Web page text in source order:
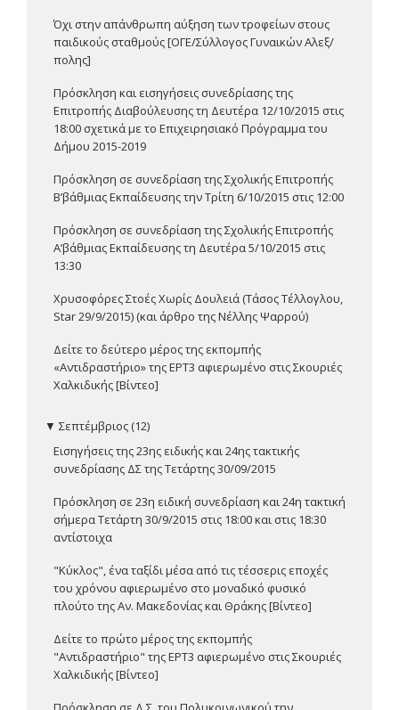
Όχι στην απάνθρωπη αύξηση των τροφείων στους
παιδικούς σταθμούς [ΟΓΕ/Σύλλογος Γυναικών Αλεξ/
πολης]
Πρόσκληση και εισηγήσεις συνεδρίασης της
Επιτροπής Διαβούλευσης τη Δευτέρα 12/10/2015 στις
18:00 σχετικά με το Επιχειρησιακό Πρόγραμμα του
Δήμου 2015-2019
Πρόσκληση σε συνεδρίαση της Σχολικής Επιτροπής
Β’βάθμιας Εκπαίδευσης την Τρίτη 6/10/2015 στις 12:00
Πρόσκληση σε συνεδρίαση της Σχολικής Επιτροπής
Α’βάθμιας Εκπαίδευσης τη Δευτέρα 5/10/2015 στις
13:30
Χρυσοφόρες Στοές Χωρίς Δουλειά (Τάσος Τέλλογλου,
Star 29/9/2015) (και άρθρο της Νέλλης Ψαρρού)
Δείτε το δεύτερο μέρος της εκπομπής
«Αντιδραστήριο» της ΕΡΤ3 αφιερωμένο στις Σκουριές
Χαλκιδικής [Βίντεο]
▼ Σεπτέμβριος (12)
Εισηγήσεις της 23ης ειδικής και 24ης τακτικής
συνεδρίασης ΔΣ της Τετάρτης 30/09/2015
Πρόσκληση σε 23η ειδική συνεδρίαση και 24η τακτική
σήμερα Τετάρτη 30/9/2015 στις 18:00 και στις 18:30
αντίστοιχα
"Κύκλος", ένα ταξίδι μέσα από τις τέσσερις εποχές
του χρόνου αφιερωμένο στο μοναδικό φυσικό
πλούτο της Αν. Μακεδονίας και Θράκης [Βίντεο]
Δείτε το πρώτο μέρος της εκπομπής
"Αντιδραστήριο" της ΕΡΤ3 αφιερωμένο στις Σκουριές
Χαλκιδικής [Βίντεο]